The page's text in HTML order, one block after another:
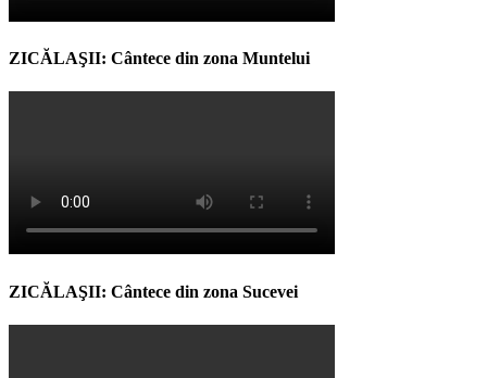
ZICĂLAŞII: Cântece din zona Muntelui
ZICĂLAŞII: Cântece din zona Sucevei